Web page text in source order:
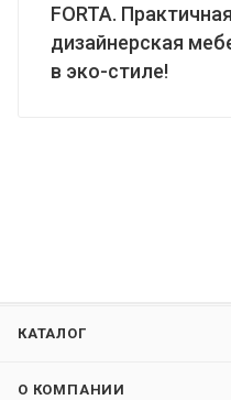
FORTA. Практичная
дизайнерская
в эко-стиле!
КАТАЛОГ
О КОМПАНИИ